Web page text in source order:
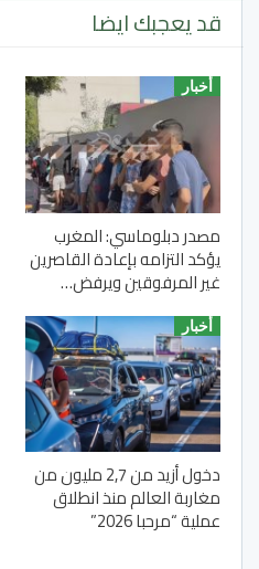
قد يعجبك ايضا
أخبار
مصدر دبلوماسي: المغرب
يؤكد التزامه بإعادة القاصرين
غير المرفوقين ويرفض…
أخبار
دخول أزيد من 2,7 مليون من
مغاربة العالم منذ انطلاق
عملية “مرحبا 2026”